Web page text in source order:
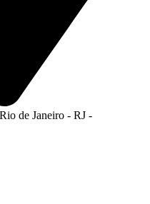
de Janeiro - RJ -